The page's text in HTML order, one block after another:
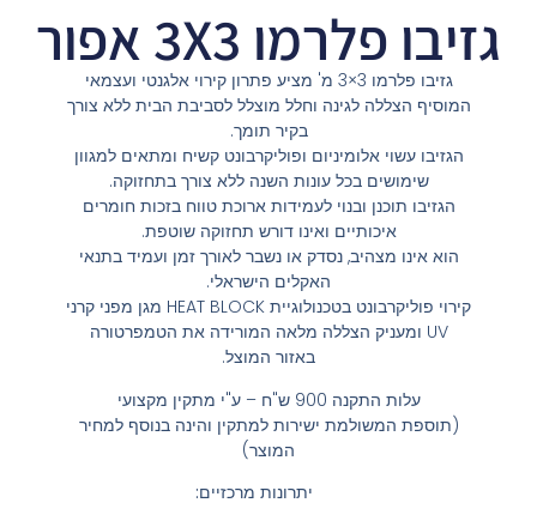
גזיבו פלרמו 3X3 אפור
גזיבו פלרמו 3×3 מ' מציע פתרון קירוי אלגנטי ועצמאי
המוסיף הצללה לגינה וחלל מוצלל לסביבת הבית ללא צורך
בקיר תומך.
הגזיבו עשוי אלומיניום ופוליקרבונט קשיח ומתאים למגוון
שימושים בכל עונות השנה ללא צורך בתחזוקה.
הגזיבו תוכנן ובנוי לעמידות ארוכת טווח בזכות חומרים
איכותיים ואינו דורש תחזוקה שוטפת.
הוא אינו מצהיב, נסדק או נשבר לאורך זמן ועמיד בתנאי
האקלים הישראלי.
קירוי פוליקרבונט בטכנולוגיית HEAT BLOCK מגן מפני קרני
UV ומעניק הצללה מלאה המורידה את הטמפרטורה
באזור המוצל.
עלות התקנה 900 ש"ח – ע"י מתקין מקצועי
(תוספת המשולמת ישירות למתקין והינה בנוסף למחיר
המוצר)
יתרונות מרכזיים: